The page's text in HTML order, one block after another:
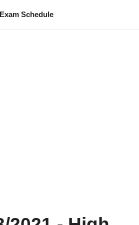
Exam Schedule